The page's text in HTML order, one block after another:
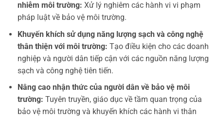
nhiễm môi trường: Xử lý nghiêm các hành vi vi phạm
pháp luật về bảo vệ môi trường.
Khuyến khích sử dụng năng lượng sạch và công nghệ
thân thiện với môi trường: Tạo điều kiện cho các doanh
nghiệp và người dân tiếp cận với các nguồn năng lượng
sạch và công nghệ tiên tiến.
Nâng cao nhận thức của người dân về bảo vệ môi
trường: Tuyên truyền, giáo dục về tầm quan trọng của
bảo vệ môi trường và khuyến khích các hành vi thân